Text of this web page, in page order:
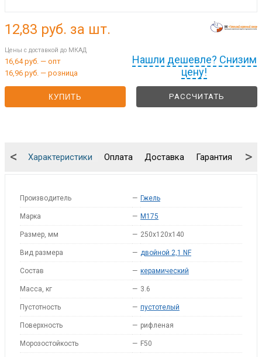
Нашли дешевле? Снизим
цену!
12,83 руб. за шт.
Цены с доставкой до МКАД
16,64 руб. — опт
16,96 руб. — розница
КУПИТЬ РАССЧИТАТЬ
Характеристики Оплата Доставка Гарантия
< >
Производитель — Гжель
Марка — M175
Размер, мм — 250x120x140
Вид размера — двойной 2,1 NF
Состав — керамический
Масса, кг — 3.6
Пустотность — пустотелый
Поверхность — рифленая
Морозостойкость — F50